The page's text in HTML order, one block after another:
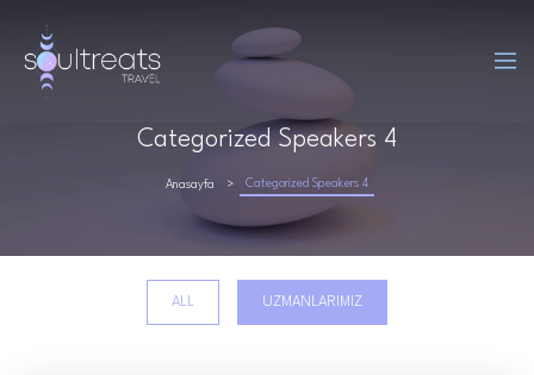
Categorized Speakers 4
Anasayfa Categorized Speakers 4
ALL UZMANLARIMIZ